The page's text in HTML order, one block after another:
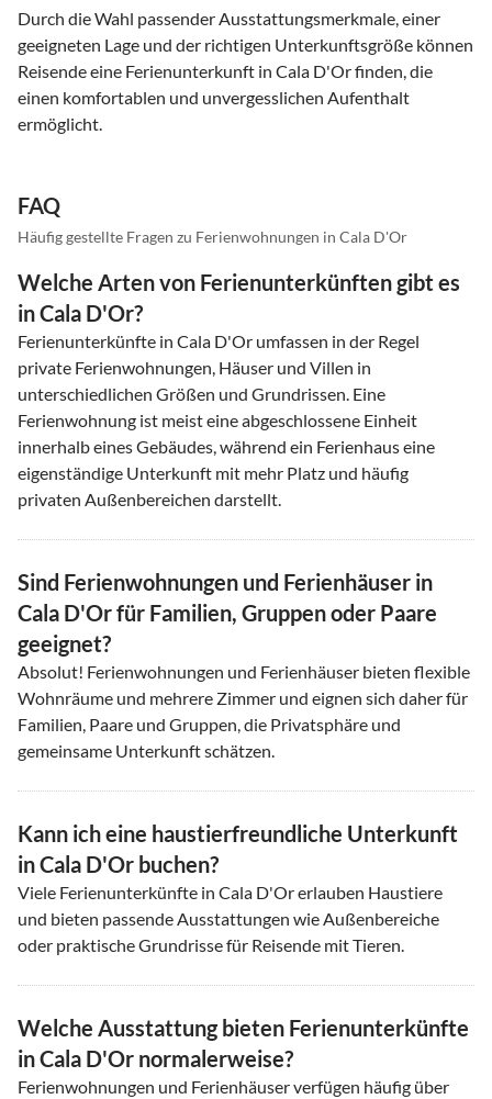
Durch die Wahl passender Ausstattungsmerkmale, einer
geeigneten Lage und der richtigen Unterkunftsgröße können
Reisende eine Ferienunterkunft in Cala D'Or finden, die
einen komfortablen und unvergesslichen Aufenthalt
ermöglicht.
FAQ
Häufig gestellte Fragen zu Ferienwohnungen in Cala D'Or
Welche Arten von Ferienunterkünften gibt es
in Cala D'Or?
Ferienunterkünfte in Cala D'Or umfassen in der Regel
private Ferienwohnungen, Häuser und Villen in
unterschiedlichen Größen und Grundrissen. Eine
Ferienwohnung ist meist eine abgeschlossene Einheit
innerhalb eines Gebäudes, während ein Ferienhaus eine
eigenständige Unterkunft mit mehr Platz und häufig
privaten Außenbereichen darstellt.
Sind Ferienwohnungen und Ferienhäuser in
Cala D'Or für Familien, Gruppen oder Paare
geeignet?
Absolut! Ferienwohnungen und Ferienhäuser bieten flexible
Wohnräume und mehrere Zimmer und eignen sich daher für
Familien, Paare und Gruppen, die Privatsphäre und
gemeinsame Unterkunft schätzen.
Kann ich eine haustierfreundliche Unterkunft
in Cala D'Or buchen?
Viele Ferienunterkünfte in Cala D'Or erlauben Haustiere
und bieten passende Ausstattungen wie Außenbereiche
oder praktische Grundrisse für Reisende mit Tieren.
Welche Ausstattung bieten Ferienunterkünfte
in Cala D'Or normalerweise?
Ferienwohnungen und Ferienhäuser verfügen häufig über